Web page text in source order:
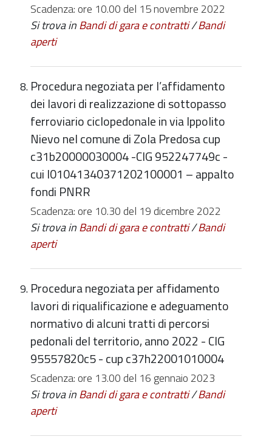
Scadenza: ore 10.00 del 15 novembre 2022
Si trova inBandi di gara e contratti/Bandi
aperti
Procedura negoziata per l’affidamento
dei lavori di realizzazione di sottopasso
ferroviario ciclopedonale in via Ippolito
Nievo nel comune di Zola Predosa cup
c31b20000030004 -CIG 952247749c -
cui l01041340371202100001 – appalto
fondi PNRR
Scadenza: ore 10.30 del 19 dicembre 2022
Si trova inBandi di gara e contratti/Bandi
aperti
Procedura negoziata per affidamento
lavori di riqualificazione e adeguamento
normativo di alcuni tratti di percorsi
pedonali del territorio, anno 2022 - CIG
95557820c5 - cup c37h22001010004
Scadenza: ore 13.00 del 16 gennaio 2023
Si trova inBandi di gara e contratti/Bandi
aperti